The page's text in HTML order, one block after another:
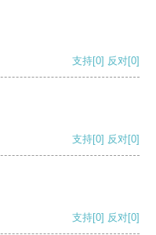
支持[0] 反对[0]
支持[0] 反对[0]
支持[0] 反对[0]